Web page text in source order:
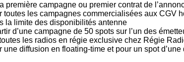
première campagne ou premier contrat de
toutes les campagnes commercialisées aux CGV
la limite des disponibilités antenne
d’une campagne de 50 spots sur l’un des
les radios en régie exclusive chez Régie
une diffusion en floating-time et pour un spot